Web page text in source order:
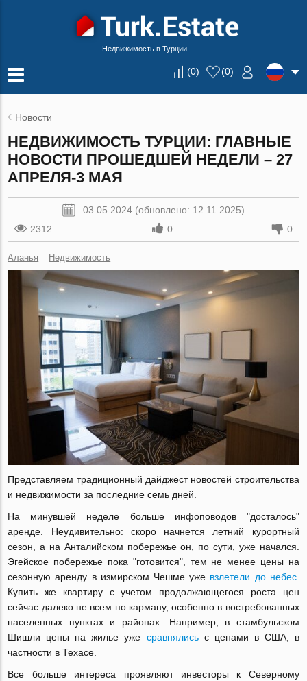
Недвижимость в Турции
(0) (0)
Новости
НЕДВИЖИМОСТЬ ТУРЦИИ: ГЛАВНЫЕ
НОВОСТИ ПРОШЕДШЕЙ НЕДЕЛИ – 27
АПРЕЛЯ-3 МАЯ
03.05.2024 (обновлено: 12.11.2025)
2312
0 0
Аланья Недвижимость
Представляем традиционный дайджест новостей строительства
и недвижимости за последние семь дней.
На минувшей неделе больше инфоповодов "досталось"
аренде. Неудивительно: скоро начнется летний курортный
сезон, а на Анталийском побережье он, по сути, уже начался.
Эгейское побережье пока "готовится", тем не менее цены на
сезонную аренду в измирском Чешме уже взлетели до небес.
Купить же квартиру с учетом продолжающегося роста цен
сейчас далеко не всем по карману, особенно в востребованных
населенных пунктах и районах. Например, в стамбульском
Шишли цены на жилье уже сравнялисьс ценами в США, в
частности в Техасе.
Все больше интереса проявляют инвесторы к Северному